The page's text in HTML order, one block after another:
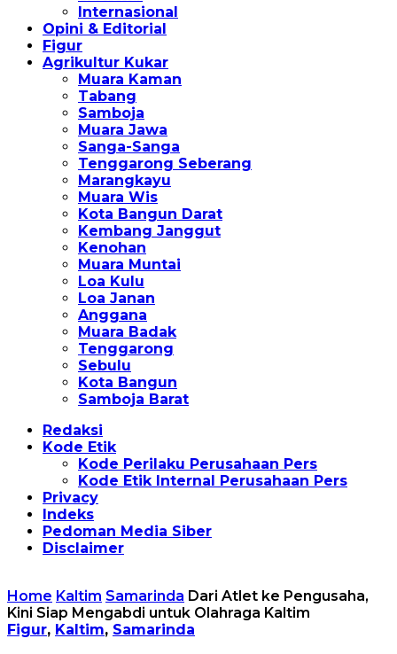
Internasional
Opini & Editorial
Figur
Agrikultur Kukar
Muara Kaman
Tabang
Samboja
Muara Jawa
Sanga-Sanga
Tenggarong Seberang
Marangkayu
Muara Wis
Kota Bangun Darat
Kembang Janggut
Kenohan
Muara Muntai
Loa Kulu
Loa Janan
Anggana
Muara Badak
Tenggarong
Sebulu
Kota Bangun
Samboja Barat
Redaksi
Kode Etik
Kode Perilaku Perusahaan Pers
Kode Etik Internal Perusahaan Pers
Privacy
Indeks
Pedoman Media Siber
Disclaimer
Home Kaltim Samarinda Dari Atlet ke Pengusaha,
Kini Siap Mengabdi untuk Olahraga Kaltim
Figur, Kaltim, Samarinda